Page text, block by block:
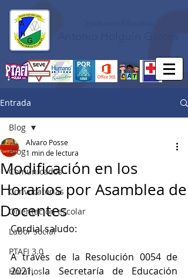
Entrada
Blog
Comunicados
Convocatorias
Orientación escolar
Labor social
PTAFI 3.0
Horarios
Blog
Modificación en los
Horarios por Asamblea de
Docentes
Alvaro Posse
1 min de lectura
Cordial saludo:
A través de la Resolución 0054 de
2021, la Secretaría de Educación